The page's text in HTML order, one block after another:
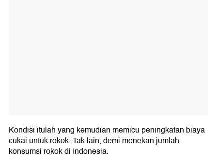
Kondisi itulah yang kemudian memicu peningkatan biaya
cukai untuk rokok. Tak lain, demi menekan jumlah
konsumsi rokok di Indonesia.